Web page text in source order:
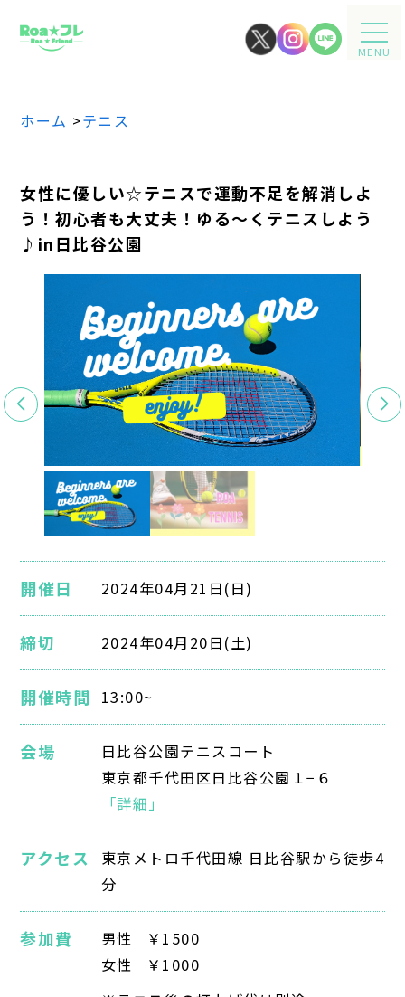
MENU
ホーム >テニス
女性に優しい☆テニスで運動不足を解消しよ
う！初心者も大丈夫！ゆる～くテニスしよう
♪in日比谷公園
開催日 2024年04月21日(日)
締切 2024年04月20日(土)
開催時間 13:00~
会場
日比谷公園テニスコート
東京都千代田区日比谷公園１−６
「詳細」
アクセス
東京メトロ千代田線 日比谷駅から徒歩4
分
参加費 男性
￥1500
女性
￥1000